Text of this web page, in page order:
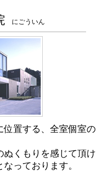
にごういん
位置する、全室個室の
ぬくもりを感じて頂け
っております。